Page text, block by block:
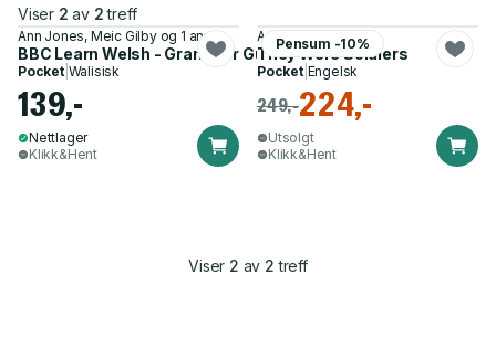
Viser 2 av 2 treff
Ann Jones, Meic Gilby og 1 annen
BBC Learn Welsh - Grammar Guide for Learners
Pocket| Walisisk
139,-
Nettlager
Klikk&Hent
Pensum -10%
Ann Jones
They Were Soldiers
Pocket| Engelsk
249,-224,-
Utsolgt
Klikk&Hent
Viser 2 av 2 treff